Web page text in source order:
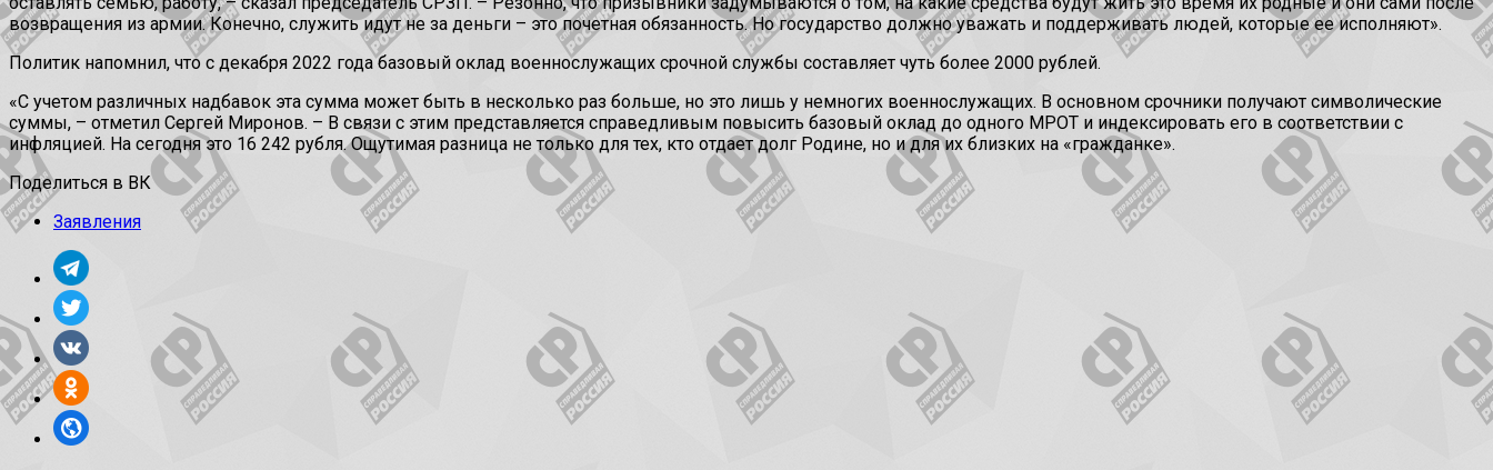
возвращения из армии. Конечно, служить идут не за деньги – это почетная обязанность. Но государство должно уважать и поддерживать людей, которые ее исполняют».
Политик напомнил, что с декабря 2022 года базовый оклад военнослужащих срочной службы составляет чуть более 2000 рублей.
«С учетом различных надбавок эта сумма может быть в несколько раз больше, но это лишь у немногих военнослужащих. В основном срочники получают символические
суммы, – отметил Сергей Миронов. – В связи с этим представляется справедливым повысить базовый оклад до одного МРОТ и индексировать его в соответствии с
инфляцией. На сегодня это 16 242 рубля. Ощутимая разница не только для тех, кто отдает долг Родине, но и для их близких на «гражданке».
Поделиться в ВК
Заявления